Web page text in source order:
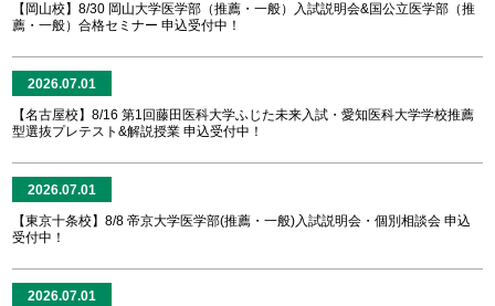
【岡山校】8/30 岡山大学医学部（推薦・一般）入試説明会&国公立医学部（推
薦・一般）合格セミナー 申込受付中！
2026.07.01
【名古屋校】8/16 第1回藤田医科大学ふじた未来入試・愛知医科大学学校推薦
型選抜プレテスト&解説授業 申込受付中！
2026.07.01
【東京十条校】8/8 帝京大学医学部(推薦・一般)入試説明会・個別相談会 申込
受付中！
2026.07.01